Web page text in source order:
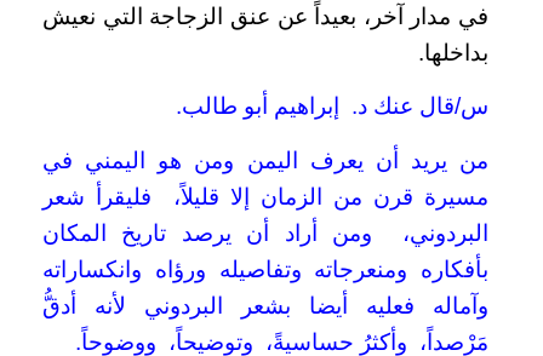
في مدار آخر، بعيداً عن عنق الزجاجة التي نعيش
بداخلها.
س/قال عنك د. إبراهيم أبو طالب.
من يريد أن يعرف اليمن ومن هو اليمني في
مسيرة قرن من الزمان إلا قليلاً، فليقرأ شعر
البردوني، ومن أراد أن يرصد تاريخ المكان
بأفكاره ومنعرجاته وتفاصيله ورؤاه وانكساراته
وآماله فعليه أيضا بشعر البردوني لأنه أدقُّ
مَرْصداً، وأكثرُ حساسيةً، وتوضيحاً، ووضوحاً.